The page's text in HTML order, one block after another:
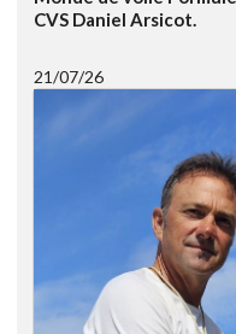
CVS Daniel Arsicot.
21/07/26